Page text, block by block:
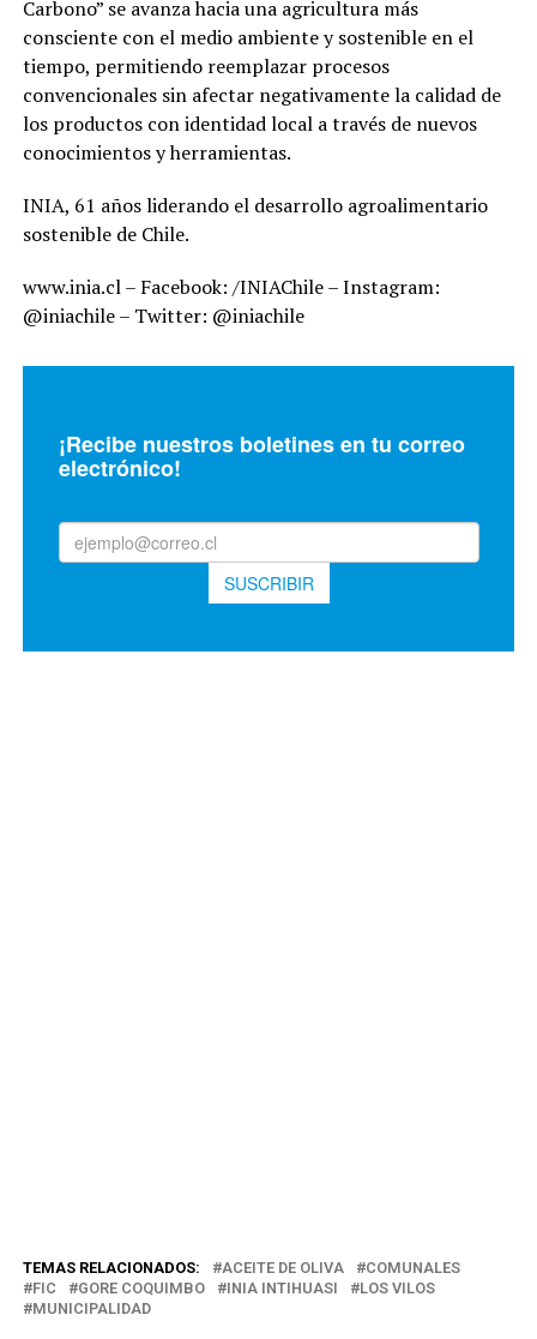
Carbono” se avanza hacia una agricultura más
consciente con el medio ambiente y sostenible en el
tiempo, permitiendo reemplazar procesos
convencionales sin afectar negativamente la calidad de
los productos con identidad local a través de nuevos
conocimientos y herramientas.
INIA, 61 años liderando el desarrollo agroalimentario
sostenible de Chile.
www.inia.cl – Facebook: /INIAChile – Instagram:
@iniachile – Twitter: @iniachile
TEMAS RELACIONADOS: ACEITE DE OLIVA
COMUNALES
FIC
GORE COQUIMBO INIA INTIHUASI
LOS VILOS
MUNICIPALIDAD